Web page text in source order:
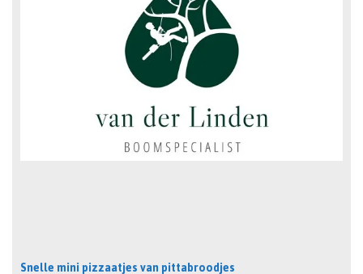
Snelle mini pizzaatjes van pittabroodjes